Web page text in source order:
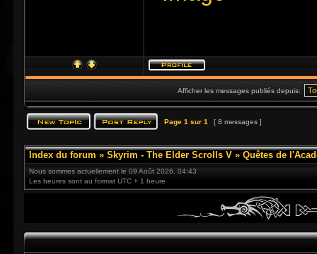
Afficher les messages publiés depuis:
Page 1 sur 1 [ 8 messages ]
Index du forum » Skyrim - The Elder Scrolls V » Quêtes de
Nous sommes actuellement le 09 Août 2026, 04:43
Les heures sont au format UTC + 1 heure